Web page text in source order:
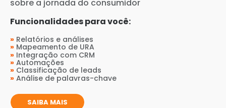
sobre a jornada do consumidor
Funcionalidades para você:
» Relatórios e análises
» Mapeamento de URA
» Integração com CRM
» Automações
» Classificação de leads
» Análise de palavras-chave
SAIBA MAIS